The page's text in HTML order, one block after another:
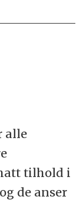
alle
tilhold i
de anser